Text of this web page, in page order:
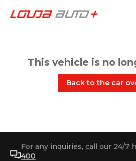
This vehicle is no
Back to the car
For any inquiries, call our 24/7
400